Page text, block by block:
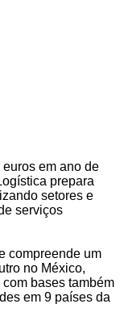
em ano de
prepara
setores e
serviços
compreende um
no México,
bases também
em 9 países da